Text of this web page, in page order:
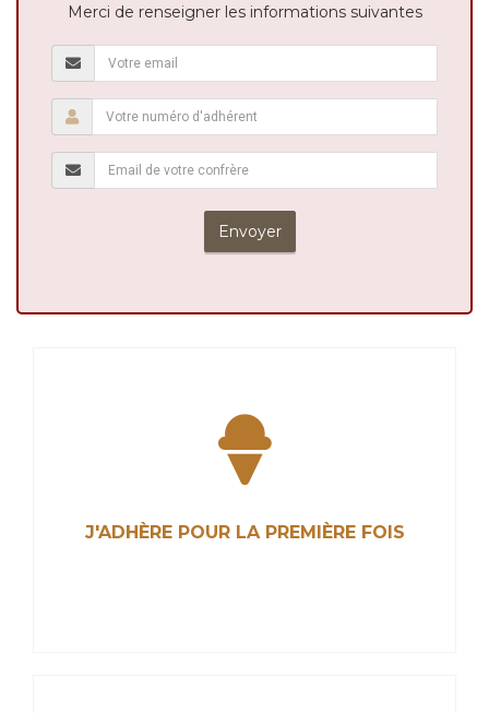
Merci de renseigner les informations suivantes
Envoyer
J'ADHÈRE POUR LA PREMIÈRE FOIS